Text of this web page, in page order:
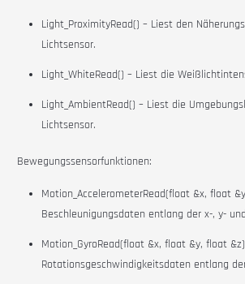
Light_ProximityRead() – Liest den
Lichtsensor.
Light_WhiteRead() – Liest die
Light_AmbientRead() – Liest die
Lichtsensor.
Bewegungssensorfunktionen:
Motion_AccelerometerRead(float &x, float
Beschleunigungsdaten entlang der x-, y-
Motion_GyroRead(float &x, float &y, float
Rotationsgeschwindigkeitsdaten entlang